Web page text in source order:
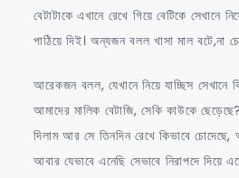
বেটাটাকে এখানে রেখে গিয়ে বেটিকে সেখানে
পাঠিয়ে দিই। অন্যজন বলল খাসা মাল বটে,না
আরেকজন বলল, যেখানে নিয়ে যাচ্ছিস সেখানে
আমাদের মালিক বেটাজি, সেকি কাউকে
দিলাম আর সে তিনদিন রেখে কিভাবে
আবার যেভাবে এনেছি সেভাবে নিরাপদে দিয়ে